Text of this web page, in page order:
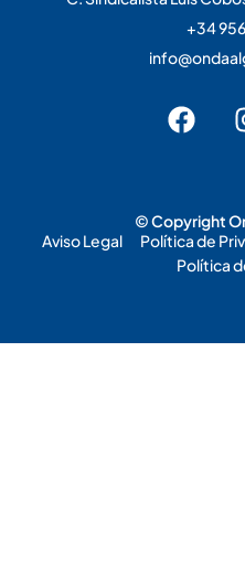
+34
© Copyright
Aviso Legal
Política de
Política